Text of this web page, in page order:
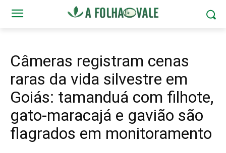
Câmeras registram cenas
raras da vida silvestre em
Goiás: tamanduá com filhote,
gato-maracajá e gavião são
flagrados em monitoramento